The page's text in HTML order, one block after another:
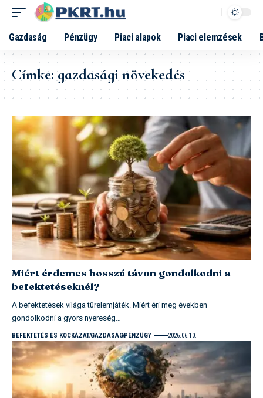
Gazdaság Pénzügy Piaci alapok Piaci elemzések
Címke:gazdasági növekedés
Miért érdemes hosszú távon gondolkodni a
befektetéseknél?
A befektetések világa türelemjáték. Miért éri meg években
gondolkodni a gyors nyereség…
BEFEKTETÉS ÉS KOCKÁZATGAZDASÁGPÉNZÜGY 2026.06.10.